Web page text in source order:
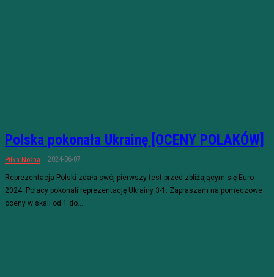
Polska pokonała Ukrainę [OCENY POLAKÓW]
Piłka Nożna 2024-06-07
Reprezentacja Polski zdała swój pierwszy test przed zbliżającym się Euro
2024. Polacy pokonali reprezentację Ukrainy 3-1. Zapraszam na pomeczowe
oceny w skali od 1 do...